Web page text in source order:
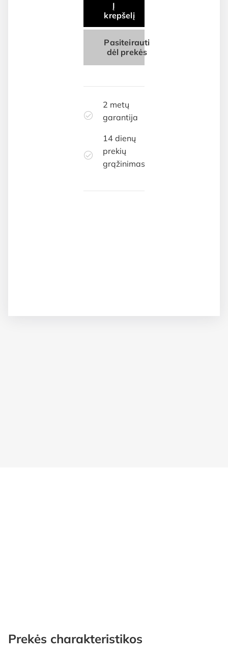
Į
krepšelį
Pasiteirauti
dėl prekės
2 metų
garantija
14 dienų
prekių
grąžinimas
Prekės charakteristikos